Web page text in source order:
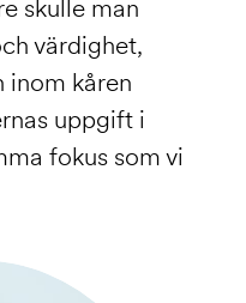
skulle man
värdighet,
inom kåren
uppgift i
fokus som vi